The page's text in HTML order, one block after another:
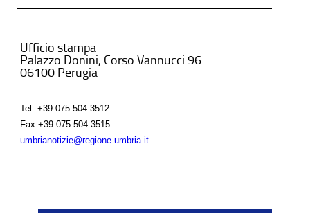
Ufficio stampa
Palazzo Donini, Corso Vannucci 96
06100 Perugia
Tel. +39 075 504 3512
Fax +39 075 504 3515
umbrianotizie@regione.umbria.it